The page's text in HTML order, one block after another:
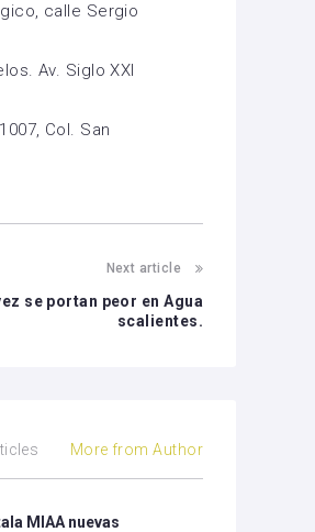
calle Sergio
Av. Siglo XXI
Col. San
Next article
se portan peor en Agua
scalientes.
More from Author
MIAA nuevas